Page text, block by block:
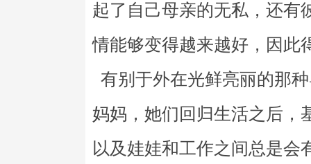
起了自己母亲的无私，还有
情能够变得越来越好，因此
有别于外在光鲜亮丽的那
妈妈，她们回归生活之后，
以及娃娃和工作之间总是会